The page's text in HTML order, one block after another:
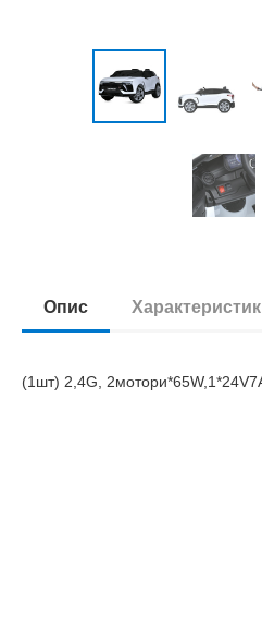
Опис
(1шт) 2,4G,